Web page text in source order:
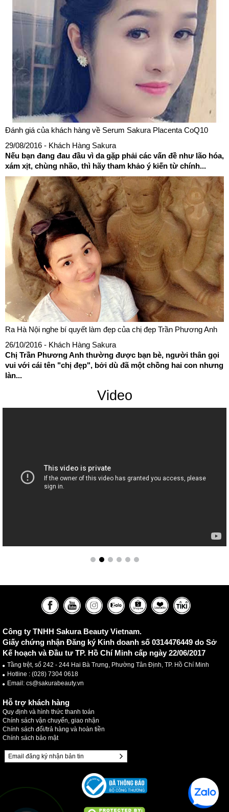
Đánh giá của khách hàng về Serum Sakura Placenta CoQ10
29/08/2016 - Khách Hàng Sakura
Nếu bạn đang đau đầu vì da gặp phải các vấn đề như lão hóa,
xám xịt, chùng nhão, thì hãy tham khảo ý kiến từ chính...
Ra Hà Nội nghe bí quyết làm đẹp của chị đẹp Trần Phương Anh
26/10/2016 - Khách Hàng Sakura
Chị Trần Phương Anh thường được bạn bè, người thân gọi
vui với cái tên "chị đẹp", bởi dù đã một chồng hai con nhưng
làn...
Video
Công ty TNHH Sakura Beauty Vietnam.
Giấy chứng nhận Đăng ký Kinh doanh số 0314476449 do Sở
Kế hoạch và Đầu tư TP. Hồ Chí Minh cấp ngày 22/06/2017
Tầng trệt, số 242 - 244 Hai Bà Trưng, Phường Tân Định, TP. Hồ Chí Minh
Hotline : (028) 7304 0618
Email: cs@sakurabeauty.vn
Hỗ trợ khách hàng
Quy định và hình thức thanh toán
Chính sách vận chuyển, giao nhận
Chính sách đổi/trả hàng và hoàn tiền
Chính sách bảo mật